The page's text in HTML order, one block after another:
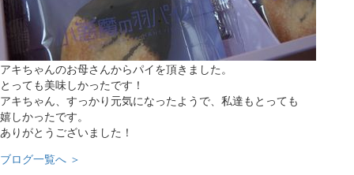
アキちゃんのお母さんからパイを頂きました。
とっても美味しかったです！
アキちゃん、すっかり元気になったようで、私達もとっても
嬉しかったです。
ありがとうございました！
ブログ一覧へ ＞